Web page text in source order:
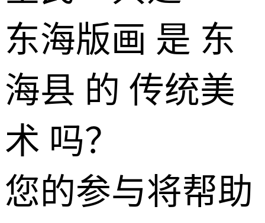
东海版画 是 东
海县 的 传统美
术 吗？
您的参与将帮助